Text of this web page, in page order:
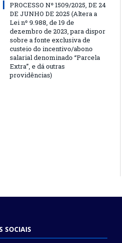
PROCESSO Nº 1509/2025, DE 24
DE JUNHO DE 2025 (Altera a
Lei nº 9.988, de 19 de
dezembro de 2023, para dispor
sobre a fonte exclusiva de
custeio do incentivo/abono
salarial denominado “Parcela
Extra”, e dá outras
providências)
SOCIAIS